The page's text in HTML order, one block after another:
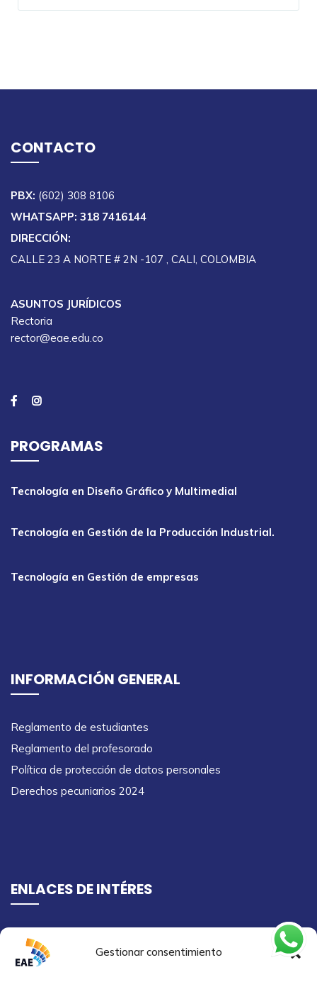
Gestionar consentimiento
CONTACTO
PBX: (602) 308 8106
WHATSAPP: 318 7416144
DIRECCIÓN:
CALLE 23 A NORTE # 2N -107 , CALI, COLOMBIA
ASUNTOS JURÍDICOS
Rectoria
rector@eae.edu.co
PROGRAMAS
Tecnología en Diseño Gráfico y Multimedial
Tecnología en Gestión de la Producción Industrial.
Tecnología en Gestión de empresas
INFORMACIÓN GENERAL
Reglamento de estudiantes
Reglamento del profesorado
Política de protección de datos personales
Derechos pecuniarios 2024
ENLACES DE INTÉRES
Ingreso campus virtual
Semilleros de investigación